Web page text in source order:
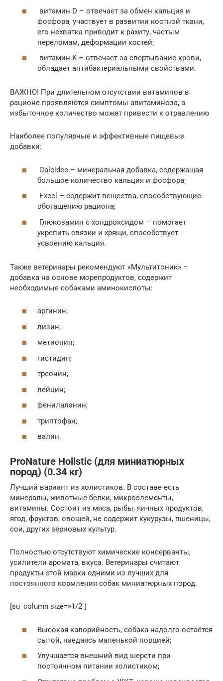
витамин D – отвечает за обмен кальция и
фосфора, участвует в развитии костной ткани,
его нехватка приводит к рахиту, частым
переломам, деформации костей;
витамин K – отвечает за свертывание крови,
обладает антибактериальными свойствами.
ВАЖНО! При длительном отсутствии витаминов в
рационе проявляются симптомы авитаминоза, а
избыточное количество может привести к отравлению
Наиболее популярные и эффективные пищевые
добавки:
Calcidee – минеральная добавка, содержащая
большое количество кальция и фосфора;
Excel – содержит вещества, способствующие
обогащению рациона;
Глюкозамин с хондроксидом – помогает
укрепить связки и хрящи, способствует
усвоению кальция.
Также ветеринары рекомендуют «Мультитоник» –
добавка на основе морепродуктов, содержит
необходимые собаками аминокислоты:
аргинин;
лизин;
метионин;
гистидин;
треонин;
лейцин;
фенилаланин;
триптофан;
валин.
ProNature Holistic (для миниатюрных
пород) (0.34 кг)
Лучший вариант из холистиков. В составе есть
минералы, животные белки, микроэлементы,
витамины. Состоит из мяса, рыбы, яичных продуктов,
ягод, фруктов, овощей, не содержит кукурузы, пшеницы,
сои, других зерновых культур.
Полностью отсутствуют химические консерванты,
усилители аромата, вкуса. Ветеринары считают
продукты этой марки одними из лучших для
постоянного кормления собак миниатюрных пород.
[su_column size=»1/2″]
Высокая калорийность, собака надолго остаётся
сытой, наедаясь маленькой порцией;
Улучшается внешний вид шерсти при
постоянном питании холистиком;